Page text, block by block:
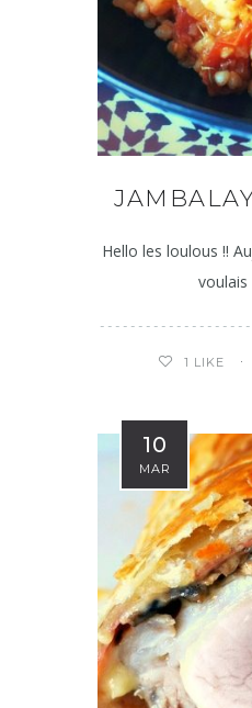
Hello les loulous !!
voulais
1 LIKE
10
MAR